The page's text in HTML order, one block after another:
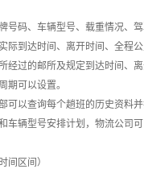
号码、车辆型号、载重情况、
际到达时间、离开时间、全程
经过的邮所及规定到达时间、
期可以设置。
可以查询每个趟班的历史资料
车辆型号安排计划，物流公司
间区间）